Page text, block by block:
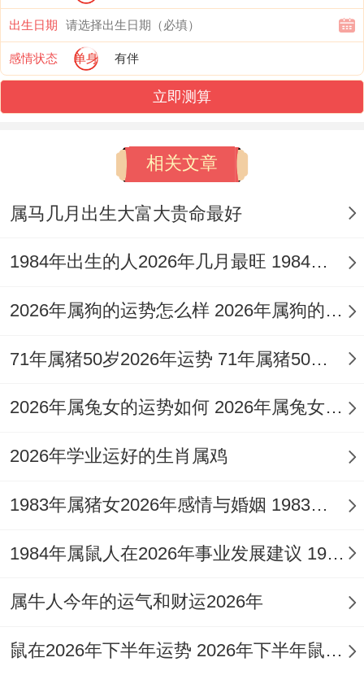
至于财运，火旺生土（财库）则利，火旺熔
金（财星）则损，关键在于你命局中「金」
的状态。
对于身强喜火的属兔人本年投资眼光独到。
确有意外收获之机；然对于多数身弱的命
主，「劫财夺财」 之势明显，切忌投机，与
人合伙更需明晰账目，最忌在酒桌饭局上因
旺的月份，如农历七月（壬申）、八月（癸
酉），财运方有回稳上扬之机。
之下的内在调伏。
在情感与人际的范围「破太岁」同「自刑」
不得其法，反生怨怼。
单身者本年易遇到热情似火却难以持久的缘
许更享受含糊的过程而非稳定的关系，受到
「劫财」星作用，甚至需防卷入三角关系之
出生日期
感情状态 单身 有伴
立即测算
相关文章
属马几月出生大富大贵命最好
1984年出生的人2026年几月最旺 1984年出生的教育经历
2026年属狗的运势怎么样 2026年属狗的运程
71年属猪50岁2026年运势 71年属猪50岁2026的运气
2026年属兔女的运势如何 2026年属兔女全年运势
2026年学业运好的生肖属鸡
1983年属猪女2026年感情与婚姻 1983年属猪女一生的运气
1984年属鼠人在2026年事业发展建议 1984年属鼠人正月二四卯时出生
属牛人今年的运气和财运2026年
鼠在2026年下半年运势 2026年下半年鼠运势